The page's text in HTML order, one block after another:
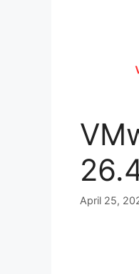
April 25,